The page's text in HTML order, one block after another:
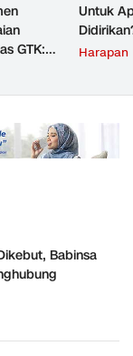
GTK:
Untuk
Harapan
Babinsa